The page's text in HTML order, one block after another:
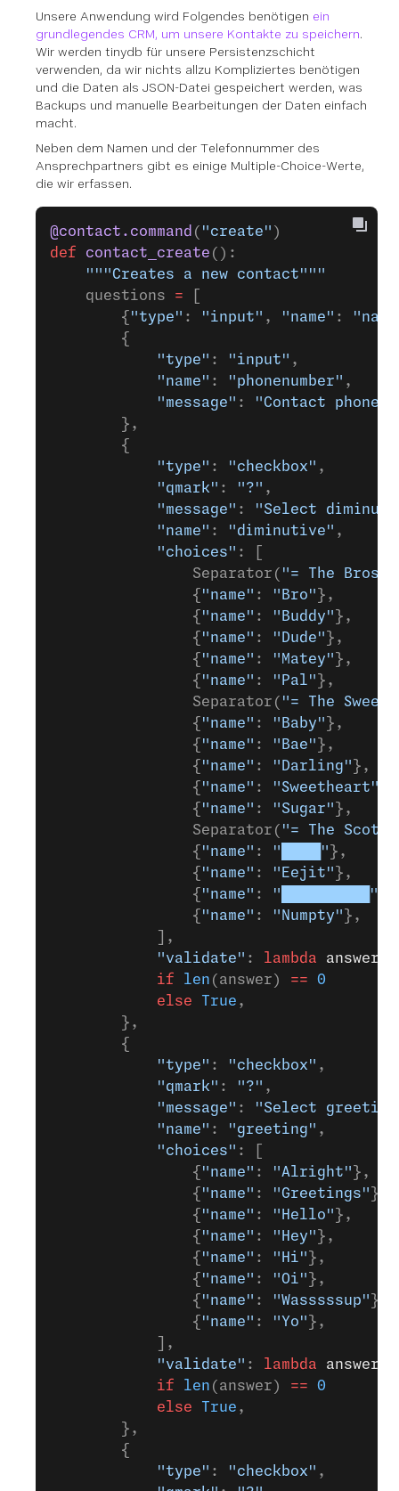
Unsere Anwendung wird Folgendes benötigen ein
grundlegendes CRM, um unsere Kontakte zu speichern.
Wir werden tinydb für unsere Persistenzschicht
verwenden, da wir nichts allzu Kompliziertes benötigen
und die Daten als JSON-Datei gespeichert werden, was
Backups und manuelle Bearbeitungen der Daten einfach
macht.
Neben dem Namen und der Telefonnummer des
Ansprechpartners gibt es einige Multiple-Choice-Werte,
die wir erfassen.
@contact.command ( "create" )
def contact_create ():
    """Creates a new contact"""
    questions
=
        {
"type" : "input" , "name" :
        {
            "type"
: "input" ,
            "name"
: "phonenumber" ,
            "message"
:
"Contact phone
        },
        {
            "type"
: "checkbox" ,
            "qmark"
: "?" ,
            "message"
:
"Select
            "name"
: "diminutive" ,
            "choices"
: [
                Separator(
"= The Bros
                {
"name" : "Bro" },
                {
"name" : "Buddy" },
                {
"name" : "Dude" },
                {
"name" : "Matey" },
                {
"name" : "Pal" },
                Separator(
"= The
                {
"name" : "Baby" },
                {
"name" : "Bae" },
                {
"name" : "Darling" },
                {
"name" : "Sweetheart"
                {
"name" : "Sugar" },
                Separator(
"= The
                {
"name" : "████" },
                {
"name" : "Eejit" },
                {
"name" : "█████████"
                {
"name" : "Numpty" },
            ],
            "validate"
: lambda answer
            if
len (answer) == 0
            else
True ,
        },
        {
            "type"
: "checkbox" ,
            "qmark"
: "?" ,
            "message"
:
"Select
            "name"
: "greeting" ,
            "choices"
: [
                {
"name" : "Alright" },
                {
"name" : "Greetings" },
                {
"name" : "Hello" },
                {
"name" : "Hey" },
                {
"name" : "Hi" },
                {
"name" : "Oi" },
                {
"name" : "Wasssssup" },
                {
"name" : "Yo" },
            ],
            "validate"
: lambda answer
            if
len (answer) == 0
            else
True ,
        },
        {
            "type"
: "checkbox" ,